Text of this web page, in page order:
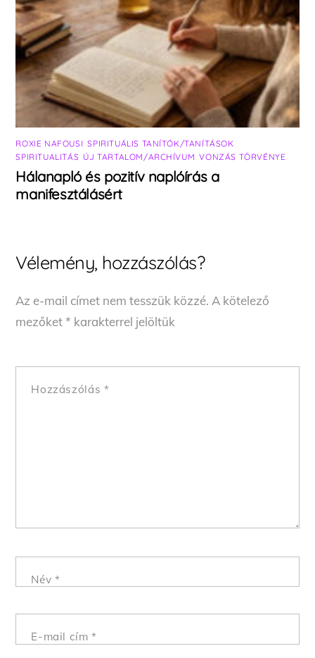
ROXIE NAFOUSI ,SPIRITUÁLIS TANÍTÓK/TANÍTÁSOK
SPIRITUALITÁS ÚJ TARTALOM/ARCHÍVUM ,VONZÁS TÖRVÉNYE
Hálanapló és pozitív naplóírás a
manifesztálásért
Vélemény, hozzászólás?
Az e-mail címet nem tesszük közzé. A kötelező
mezőket* karakterrel jelöltük
Hozzászólás *
Név *
E-mail cím*